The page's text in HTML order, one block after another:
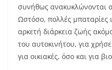
συνήθως ανακυκλώνονται
Ωστόσο, πολλές μπαταρίες
αρκετή διάρκεια ζωής
του αυτοκινήτου, για
για οικιακές, όσο και για